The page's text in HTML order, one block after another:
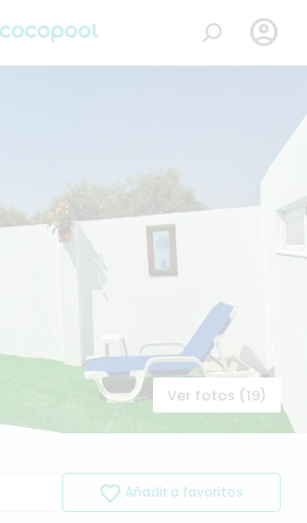

Ver fotos (19)
Añadir a favoritos